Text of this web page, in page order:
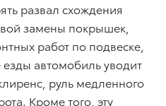
развал схождения
замены покрышек,
работ по подвеске,
езды автомобиль уводит
руль медленного
Кроме того, эту